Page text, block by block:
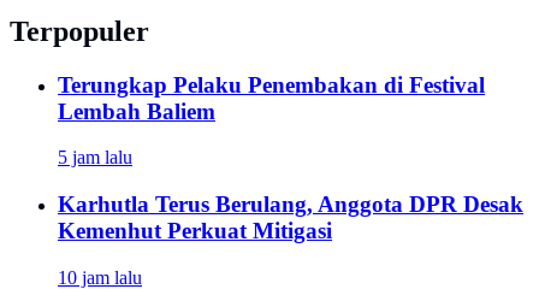
Terpopuler
Terungkap Pelaku Penembakan di Festival
Lembah Baliem
5 jam lalu
Karhutla Terus Berulang, Anggota DPR Desak
Kemenhut Perkuat Mitigasi
10 jam lalu